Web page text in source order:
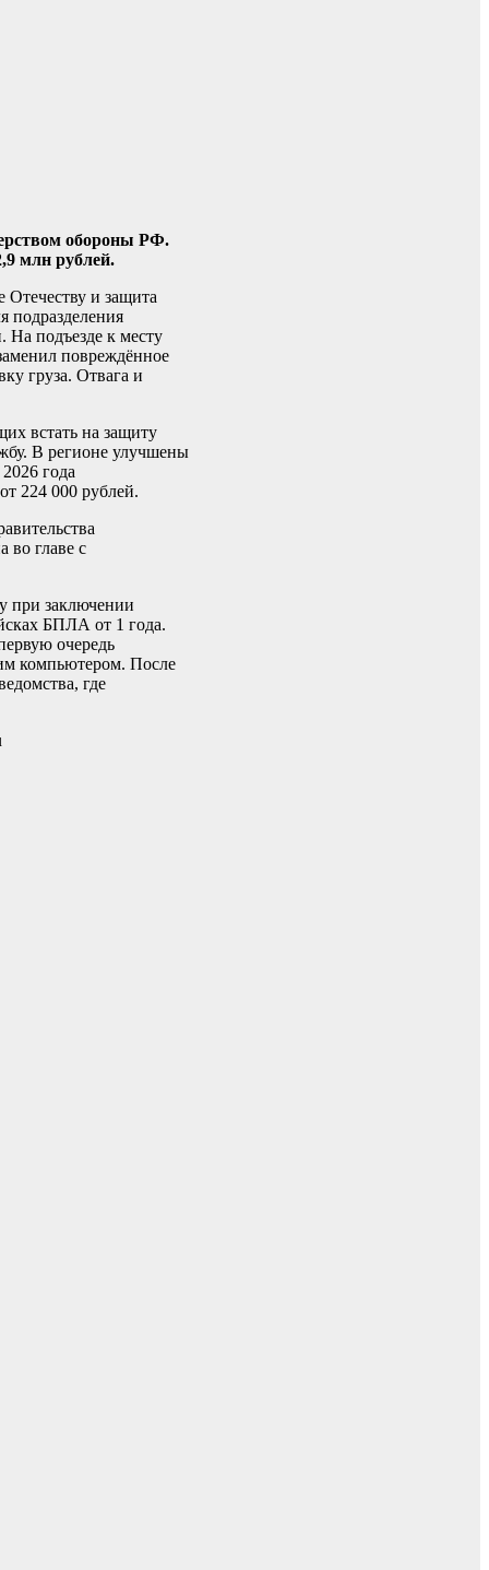
обороны РФ.
млн рублей.
и защита
подразделения
На подъезде к месту
повреждённое
груза. Отвага и
встать на защиту
В регионе улучшены
года
224 000 рублей.
во главе с
при заключении
БПЛА от 1 года.
очередь
компьютером. После
где